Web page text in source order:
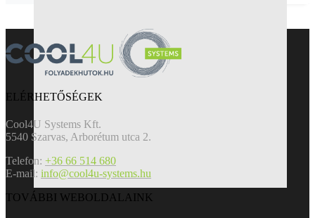
ELÉRHETŐSÉGEK
Cool4U Systems Kft.
5540 Szarvas, Arborétum utca 2.
Telefon: +36 66 514 680
E-mail: info@cool4u-systems.hu
TOVÁBBI WEBOLDALAINK